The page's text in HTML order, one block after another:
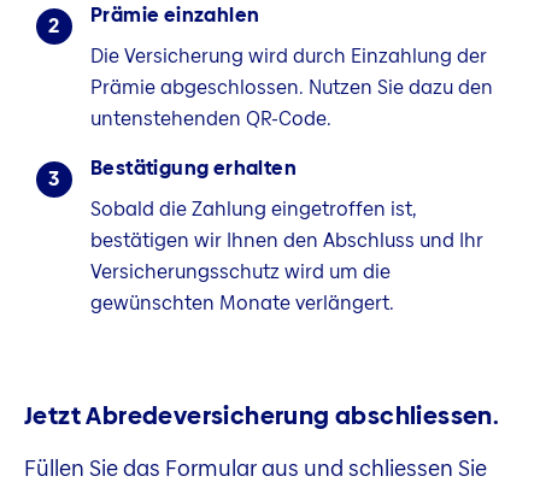
Prämie einzahlen
Die Versicherung wird durch Einzahlung der
Prämie abgeschlossen. Nutzen Sie dazu den
untenstehenden QR-Code.
2
Bestätigung erhalten
Sobald die Zahlung eingetroffen ist,
bestätigen wir Ihnen den Abschluss und Ihr
Versicherungsschutz wird um die
gewünschten Monate verlängert.
3
Jetzt Abredeversicherung abschliessen.
Füllen Sie das Formular aus und schliessen Sie